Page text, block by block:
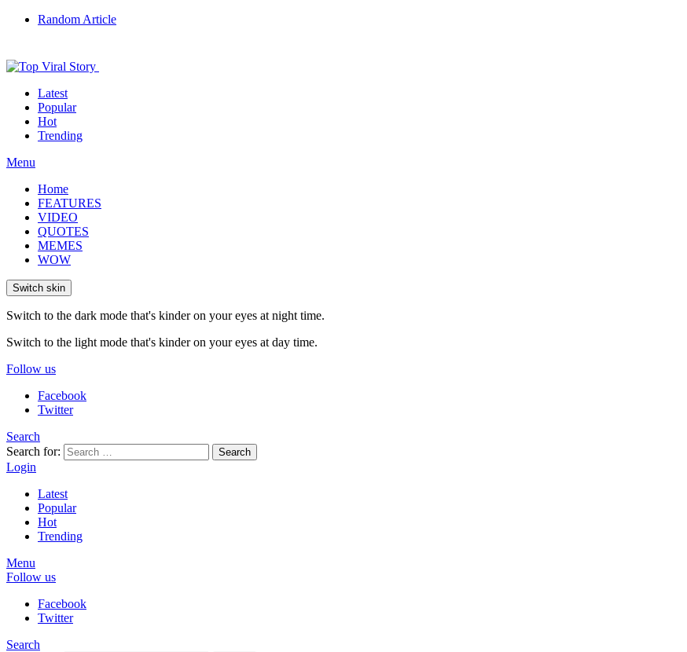
Random Article
Latest
Popular
Hot
Trending
Menu
Home
FEATURES
VIDEO
QUOTES
MEMES
WOW
Switch skin
Switch to the dark mode that's kinder on your eyes at night time.
Switch to the light mode that's kinder on your eyes at day time.
Follow us
Facebook
Twitter
Search
Search for:
Search
Login
Latest
Popular
Hot
Trending
Menu
Follow us
Facebook
Twitter
Search